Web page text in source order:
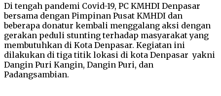
Di tengah pandemi Covid-19, PC KMHDI Denpasar
bersama dengan Pimpinan Pusat KMHDI dan
beberapa donatur kembali menggalang aksi dengan
gerakan peduli stunting terhadap masyarakat yang
membutuhkan di Kota Denpasar. Kegiatan ini
dilakukan di tiga titik lokasi di kota Denpasar yakni
Dangin Puri Kangin, Dangin Puri, dan
Padangsambian.